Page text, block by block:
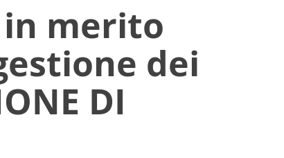
in merito
dei
DI